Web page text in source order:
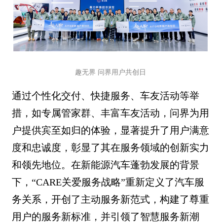
趣无界 问界用户共创日
通过个性化交付、快捷服务、车友活动等举
措，如专属管家群、丰富车友活动，问界为用
户提供宾至如归的体验，显著提升了用户满意
度和忠诚度，彰显了其在服务领域的创新实力
和领先地位。在新能源汽车蓬勃发展的背景
下，“CARE关爱服务战略”重新定义了汽车服
务关系，开创了主动服务新范式，构建了尊重
用户的服务新标准，并引领了智慧服务新潮